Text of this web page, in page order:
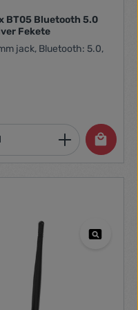
a vagy
BT05 Bluetooth 5.0
Fekete
jack, Bluetooth: 5.0,
Adja